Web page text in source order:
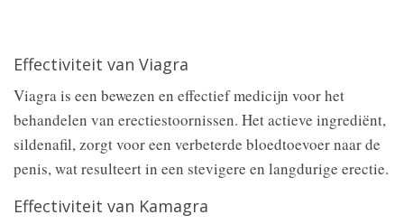
Effectiviteit van Viagra
Viagra is een bewezen en effectief medicijn voor het
behandelen van erectiestoornissen. Het actieve ingrediënt,
sildenafil, zorgt voor een verbeterde bloedtoevoer naar de
penis, wat resulteert in een stevigere en langdurige erectie.
Effectiviteit van Kamagra